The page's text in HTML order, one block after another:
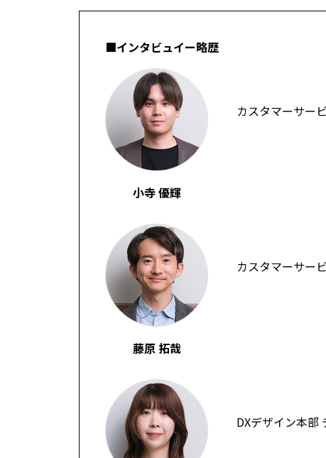
■インタビュイー略歴
小寺 優輝
カスタマーサー
藤原 拓哉
カスタマーサー
DXデザイン本部